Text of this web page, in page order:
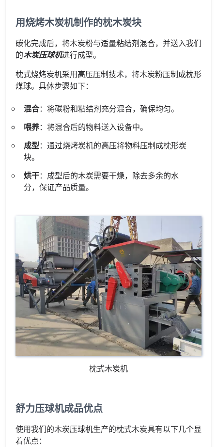
用烧烤木炭机制作的枕木炭块
碳化完成后，将木炭粉与适量粘结剂混合，并送入我们
的木炭压球机进行成型。
枕式烧烤炭机采用高压压制技术，将木炭粉压制成枕形
煤球。具体步骤如下：
混合：将碳粉和粘结剂充分混合，确保均匀。
喂养：将混合后的物料送入设备中。
成型：通过烧烤炭机的高压将物料压制成枕形炭
块。
烘干：成型后的木炭需要干燥，除去多余的水
分，保证产品质量。
枕式木炭机
舒力压球机成品优点
使用我们的木炭压球机生产的枕式木炭具有以下几个显
着优点：